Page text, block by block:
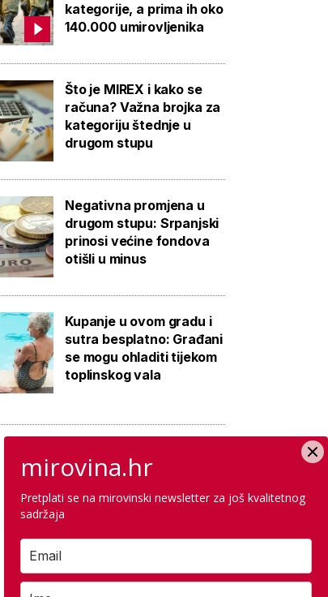
kategorije, a prima ih oko
140.000 umirovljenika
Što je MIREX i kako se
računa? Važna brojka za
kategoriju štednje u
drugom stupu
Negativna promjena u
drugom stupu: Srpanjski
prinosi većine fondova
otišli u minus
Kupanje u ovom gradu i
sutra besplatno: Građani
se mogu ohladiti tijekom
toplinskog vala
Galerija: Sanacija
bazena iz 1972.,
antikorozivna
mirovina.hr
Pretplati se na mirovinski newsletter za još kvalitetnog
sadržaja